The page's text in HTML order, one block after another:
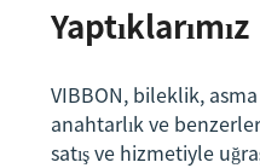
Yaptıklarımız
VIBBON, bileklik,
anahtarlık ve
satış ve hizmetiyle